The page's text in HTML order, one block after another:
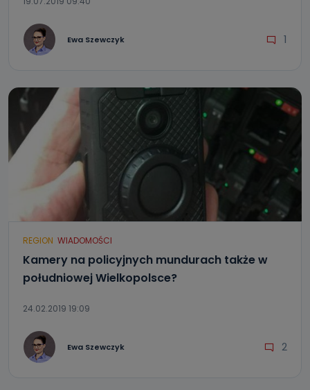
Ewa Szewczyk 1
REGION WIADOMOŚCI
Kamery na policyjnych mundurach także w
południowej Wielkopolsce?
24.02.2019 19:09
Ewa Szewczyk 2